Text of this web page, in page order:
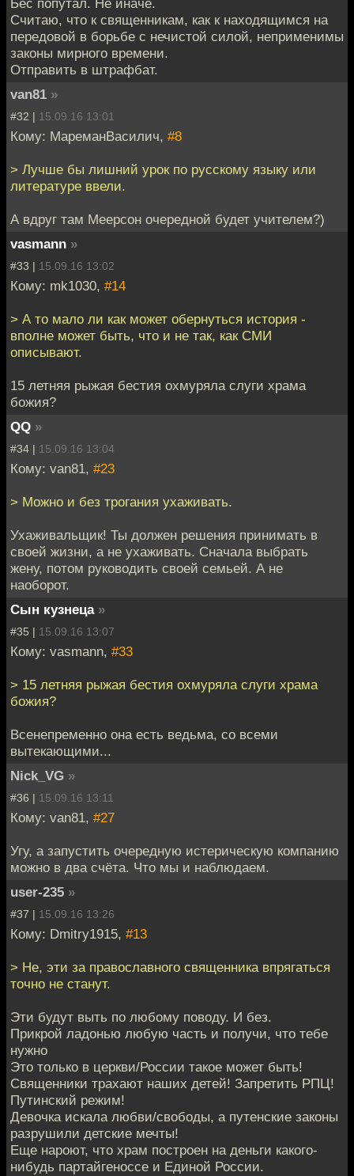
Бес попутал. Не иначе.
Считаю, что к священникам, как к находящимся на
передовой в борьбе с нечистой силой, неприменимы
законы мирного времени.
Отправить в штрафбат.
van81 »
#32 | 15.09.16 13:01
Кому: МареманВасилич, #8
> Лучше бы лишний урок по русскому языку или
литературе ввели.
А вдруг там Меерсон очередной будет учителем?)
vasmann »
#33 | 15.09.16 13:02
Кому: mk1030, #14
> А то мало ли как может обернуться история -
вполне может быть, что и не так, как СМИ
описывают.
15 летняя рыжая бестия охмуряла слуги храма
божия?
QQ »
#34 | 15.09.16 13:04
Кому: van81, #23
> Можно и без трогания ухаживать.
Ухаживальщик! Ты должен решения принимать в
своей жизни, а не ухаживать. Сначала выбрать
жену, потом руководить своей семьей. А не
наоборот.
Сын кузнеца »
#35 | 15.09.16 13:07
Кому: vasmann, #33
> 15 летняя рыжая бестия охмуряла слуги храма
божия?
Всенепременно она есть ведьма, со всеми
вытекающими...
Nick_VG »
#36 | 15.09.16 13:11
Кому: van81, #27
Угу, а запустить очередную истерическую компанию
можно в два счёта. Что мы и наблюдаем.
user-235 »
#37 | 15.09.16 13:26
Кому: Dmitry1915, #13
> Не, эти за православного священника впрягаться
точно не станут.
Эти будут выть по любому поводу. И без.
Прикрой ладонью любую часть и получи, что тебе
нужно
Это только в церкви/России такое может быть!
Священники трахают наших детей! Запретить РПЦ!
Путинский режим!
Девочка искала любви/свободы, а путенские законы
разрушили детские мечты!
Еще нароют, что храм построен на деньги какого-
нибудь партайгеноссе и Единой России.